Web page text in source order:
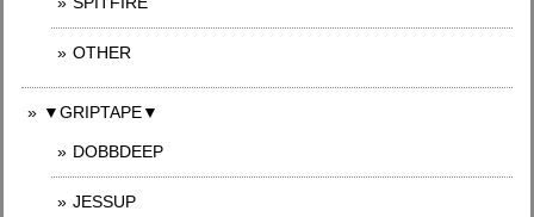
OTHER
▼GRIPTAPE▼
DOBBDEEP
JESSUP